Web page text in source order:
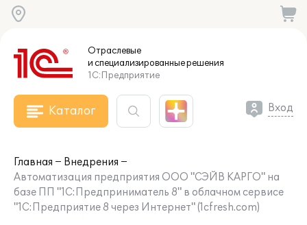
Отраслевые
и специализированныерешения
1С:Предприятие
Каталог Вход
Главная
Внедрения
Автоматизация предприятия ООО "СЭЙВ КАРГО" на
базе ПП "1С:Предприниматель 8" в облачном сервисе
"1С:Предприятие 8 через Интернет" (1cfresh.com)